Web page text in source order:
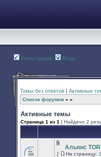
Регистрация Вход
Темы без ответов | Активные
Список форумов » »
Активные темы
Страница 1 из 1 [ Найдено 2
Вложения
Альянс
[
На страницу: 1